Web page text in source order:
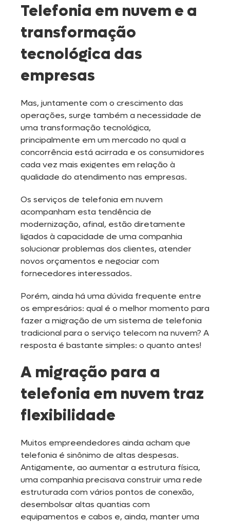
Telefonia em nuvem e a
transformação
tecnológica das
empresas
Mas, juntamente com o crescimento das
operações, surge também a necessidade de
uma transformação tecnológica,
principalmente em um mercado no qual a
concorrência está acirrada e os consumidores
cada vez mais exigentes em relação à
qualidade do atendimento nas empresas.
Os serviços de telefonia em nuvem
acompanham esta tendência de
modernização, afinal, estão diretamente
ligados à capacidade de uma companhia
solucionar problemas dos clientes, atender
novos orçamentos e negociar com
fornecedores interessados.
Porém, ainda há uma dúvida frequente entre
os empresários: qual é o melhor momento para
fazer a migração de um sistema de telefonia
tradicional para o serviço telecom na nuvem? A
resposta é bastante simples: o quanto antes!
A migração para a
telefonia em nuvem traz
flexibilidade
Muitos empreendedores ainda acham que
telefonia é sinônimo de altas despesas.
Antigamente, ao aumentar a estrutura física,
uma companhia precisava construir uma rede
estruturada com vários pontos de conexão,
desembolsar altas quantias com
equipamentos e cabos e, ainda, manter uma